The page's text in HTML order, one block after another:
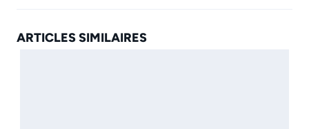
ARTICLES SIMILAIRES